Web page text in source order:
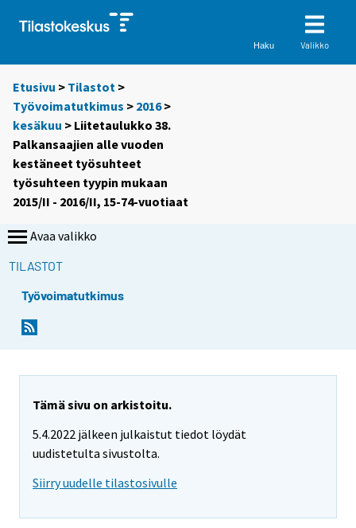
Haku Valikko
Etusivu > Tilastot >
Työvoimatutkimus > 2016>
kesäkuu > Liitetaulukko 38.
Palkansaajien alle vuoden
kestäneet työsuhteet
työsuhteen tyypin mukaan
2015/II - 2016/II, 15-74-vuotiaat
Avaa valikko
TILASTOT
Työvoimatutkimus
Tämä sivu on arkistoitu.
5.4.2022 jälkeen julkaistut tiedot löydät
uudistetulta sivustolta.
Siirry uudelle tilastosivulle